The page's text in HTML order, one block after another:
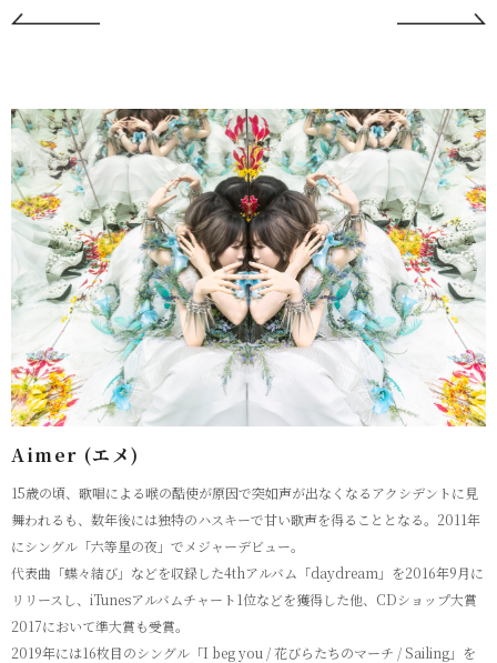
Aimer (エメ)
15歳の頃、歌唱による喉の酷使が原因で突如声が出なくなるアクシデントに見
舞われるも、数年後には独特のハスキーで甘い歌声を得ることとなる。2011年
にシングル「六等星の夜」でメジャーデビュー。
代表曲「蝶々結び」などを収録した4thアルバム「daydream」を2016年9月に
リリースし、iTunesアルバムチャート1位などを獲得した他、CDショップ大賞
2017において準大賞も受賞。
2019年には16枚目のシングル「I beg you / 花びらたちのマーチ / Sailing」を